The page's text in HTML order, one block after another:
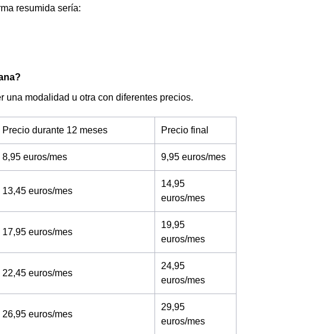
resumida sería:
una modalidad u otra con diferentes precios.
Precio durante 12 meses Precio final
8,95 euros/mes 9,95 euros/mes
13,45 euros/mes
14,95
euros/mes
17,95 euros/mes
19,95
euros/mes
22,45 euros/mes
24,95
euros/mes
26,95 euros/mes
29,95
euros/mes